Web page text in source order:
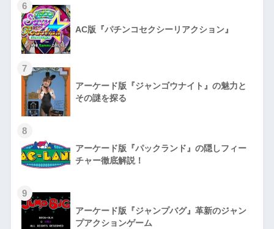
6
AC版『パチンコセクシーリアクション』
7
アーケード版『ジャンゴウナイト』の魅力と
その謎を探る
8
アーケード版『パックランド』の隠しフィー
チャー徹底解説！
9
アーケード版『ジャンプバグ』革新のジャン
プアクションゲーム